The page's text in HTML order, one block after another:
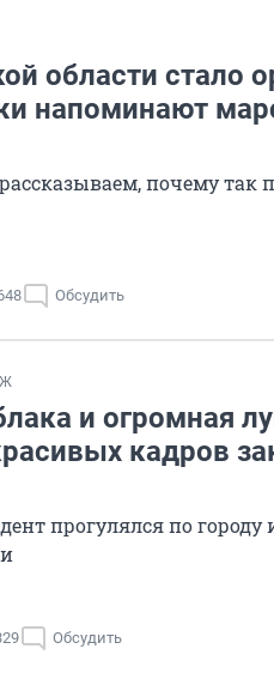
области стало
напоминают
почему так
Обсудить
и огромная
кадров
прогулялся по городу
Обсудить